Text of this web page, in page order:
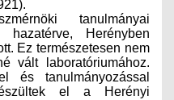
tanulmányai
Herényben
Ez természetesen nem
vált laboratóriumához.
és tanulmányozással
el a Herényi